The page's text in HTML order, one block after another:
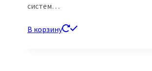
систем…
В корзину